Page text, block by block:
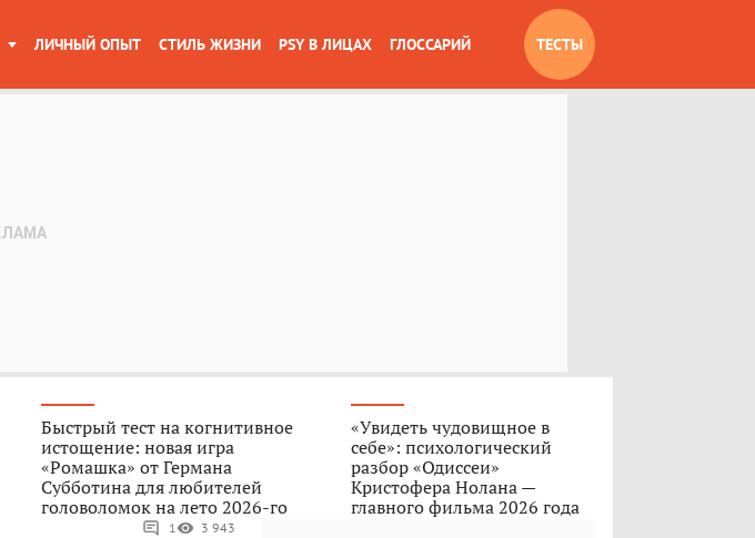
ЛИЧНЫЙ ОПЫТ СТИЛЬ ЖИЗНИ PSY В ЛИЦАХ ГЛОССАРИЙ ТЕСТЫ
Быстрый тест на когнитивное
истощение: новая игра
«Ромашка» от Германа
Субботина для любителей
головоломок на лето 2026-го
«Увидеть чудовищное в
себе»: психологический
разбор «Одиссеи»
Кристофера Нолана —
главного фильма 2026 года
1 3 943